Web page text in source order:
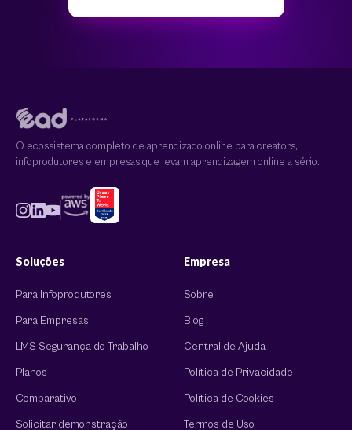
O ecossistema completo de aprendizado online para creators,
infoprodutores e empresas que levam aprendizagem online a sério.
Soluções
Para Infoprodutores
Para Empresas
LMS Segurança do Trabalho
Planos
Comparativo
Solicitar demonstração
Empresa
Sobre
Blog
Central de Ajuda
Política de Privacidade
Política de Cookies
Termos de Uso